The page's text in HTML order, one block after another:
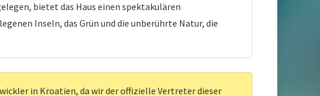
bietet das Haus einen spektakulären
Inseln, das Grün und die unberührte Natur, die
in Kroatien, da wir der offizielle Vertreter dieser